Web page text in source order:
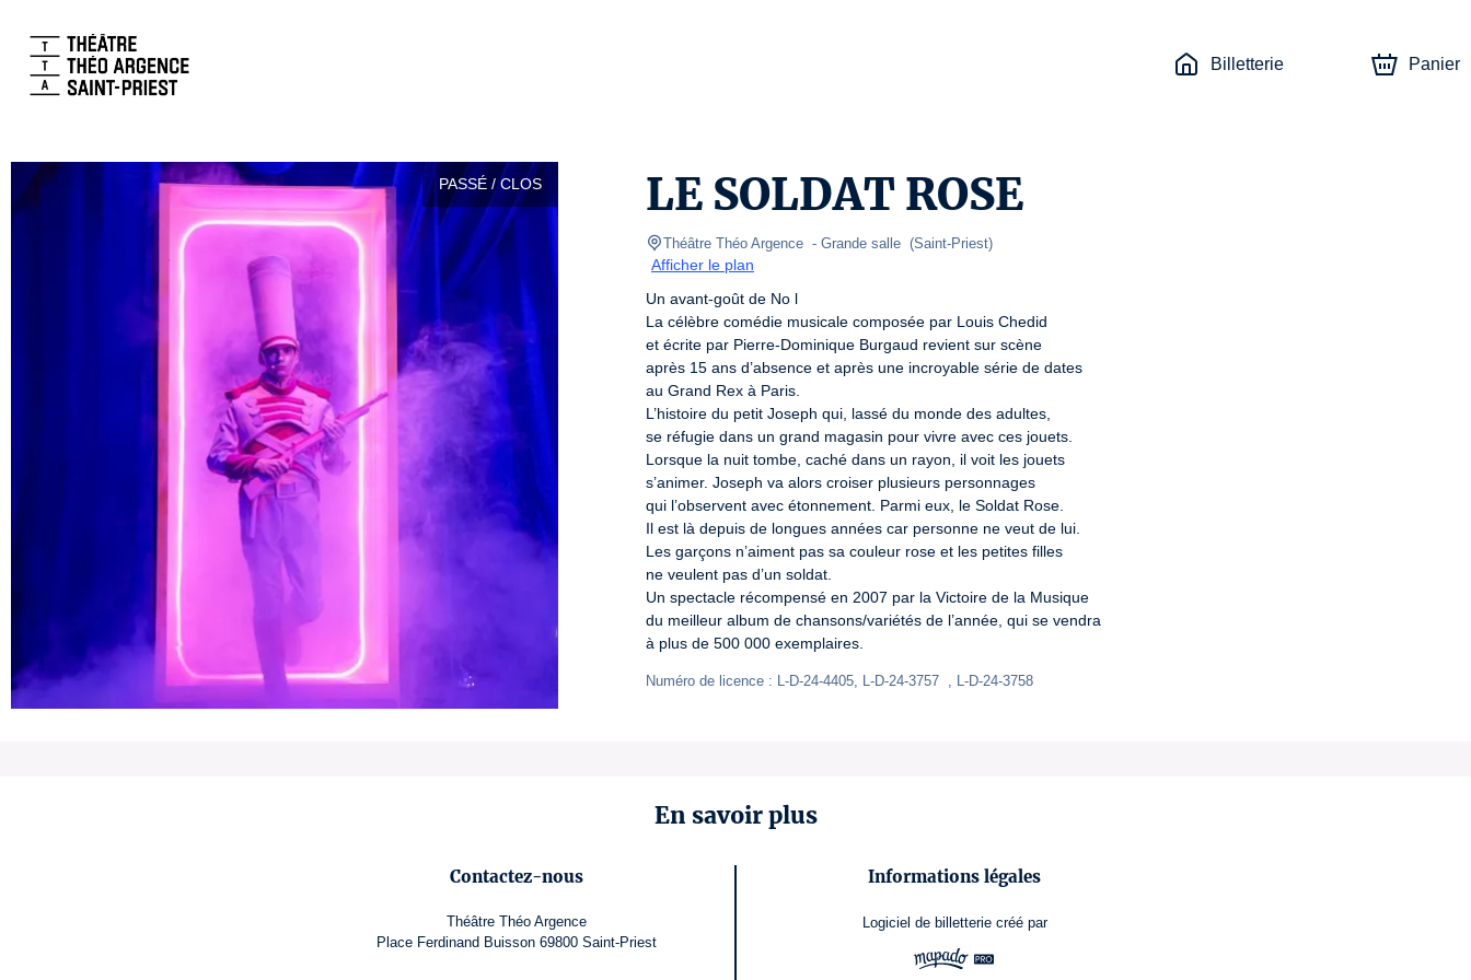
Billetterie Panier
PASSÉ / CLOS LE SOLDAT ROSE
Théâtre Théo Argence - Grande salle (Saint-Priest)
Afficher le plan
Un avant-goût de No l
La célèbre comédie musicale composée par Louis Chedid
et écrite par Pierre-Dominique Burgaud revient sur scène
après 15 ans d’absence et après une incroyable série de dates
au Grand Rex à Paris.
L’histoire du petit Joseph qui, lassé du monde des adultes,
se réfugie dans un grand magasin pour vivre avec ces jouets.
Lorsque la nuit tombe, caché dans un rayon, il voit les jouets
s’animer. Joseph va alors croiser plusieurs personnages
qui l’observent avec étonnement. Parmi eux, le Soldat Rose.
Il est là depuis de longues années car personne ne veut de lui.
Les garçons n’aiment pas sa couleur rose et les petites filles
ne veulent pas d’un soldat.
Un spectacle récompensé en 2007 par la Victoire de la Musique
du meilleur album de chansons/variétés de l’année, qui se vendra
à plus de 500 000 exemplaires.
Numéro de licence : L-D-24-4405, L-D-24-3757  , L-D-24-3758
En savoir plus
Contactez-nous
Théâtre Théo Argence
Place Ferdinand Buisson 69800 Saint-Priest
Informations légales
Logiciel de billetterie créé par